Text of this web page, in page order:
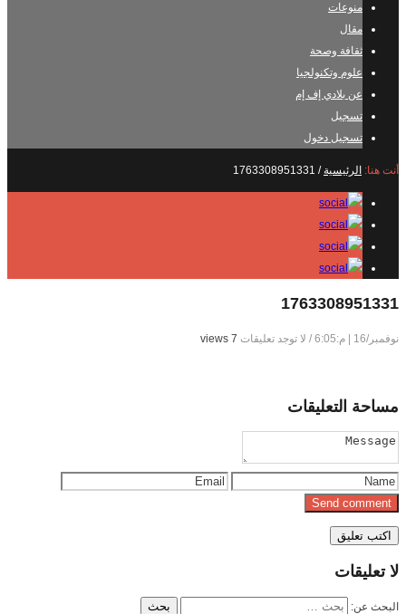
منوعات
مقال
ثقافة وصحة
علوم وتكنولجيا
عن بلادي إف إم
تسجيل
تسجيل دخول
أنت هنا: الرئيسية /
1763308951331
1763308951331
نوفمبر/16 | م:6:05 / لا توجد تعليقات 7 views
مساحة التعليقات
لاتعليقات
البحث عن: